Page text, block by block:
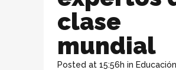
clase
mundial
Posted at 15:56h in Educación